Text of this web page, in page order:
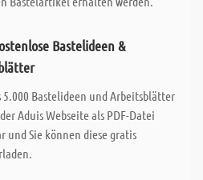
Bastelideen &
5.000 Bastelideen und Arbeitsblätter
Aduis Webseite als PDF-Datei
und Sie können diese gratis